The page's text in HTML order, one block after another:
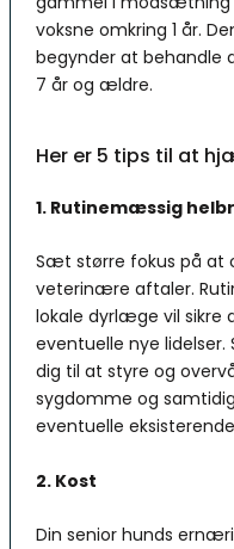
voksne omkring 1 år.
begynder at behandle
7 år og ældre.
Her er 5 tips til at
1. Rutinemæssig
Sæt større fokus på at
veterinære aftaler.
lokale dyrlæge vil sikre
eventuelle nye
dig til at styre og
sygdomme og
eventuelle
2. Kost
Din senior hunds